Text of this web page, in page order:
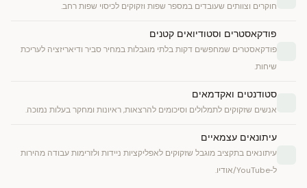
חוקרים וצוותים שעובדים במספר שפות וזקוקים לכיסוי שפות רחב.
פודקאסטרים וסטודיואים קטנים
פודקאסטרים שמחפשים דקות בלתי מוגבלות במחיר סביר ודיאריזציה לעריכת
שיחות.
סטודנטים ואקדמאים
אנשים שזקוקים לתמלולים וסיכומים להרצאות, ראיונות ומחקר בעלות נמוכה.
עיתונאים עצמאיים
עיתונאים בתקציב מוגבל שזקוקים לאפליקציות ניידות ולזרימות עבודה מהירות
ל‑YouTube/אודיו.